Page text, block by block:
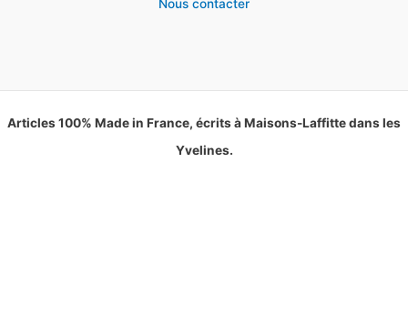
Nous contacter
Articles 100% Made in France, écrits à Maisons-Laffitte dans les
Yvelines.